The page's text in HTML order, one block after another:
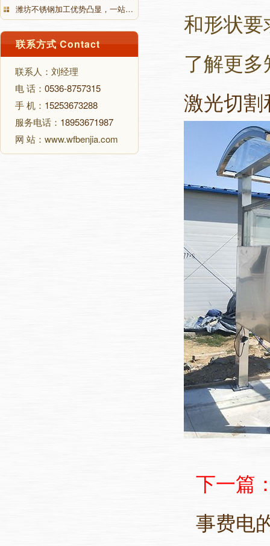
潍坊不锈钢加工优势凸显，一站…
联系方式 Contact
联系人：刘经理
电 话： 0536-8757315
手 机： 15253673288
服务电话： 18953671987
网 站：www.wfbenjia.com
和形状
了解更
激光切
下一篇
事费电